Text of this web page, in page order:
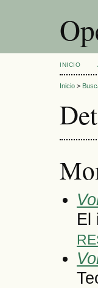
INICIO
Inicio >
El